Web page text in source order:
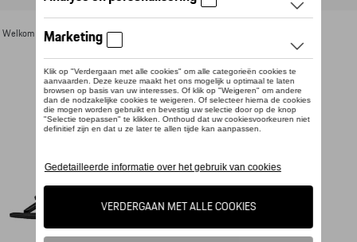
Welkom >Voor u >Divers >